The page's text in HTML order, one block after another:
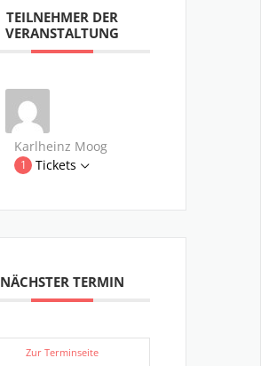
TEILNEHMER DER
VERANSTALTUNG
Karlheinz Moog
1 Tickets
NÄCHSTER TERMIN
Zur Terminseite